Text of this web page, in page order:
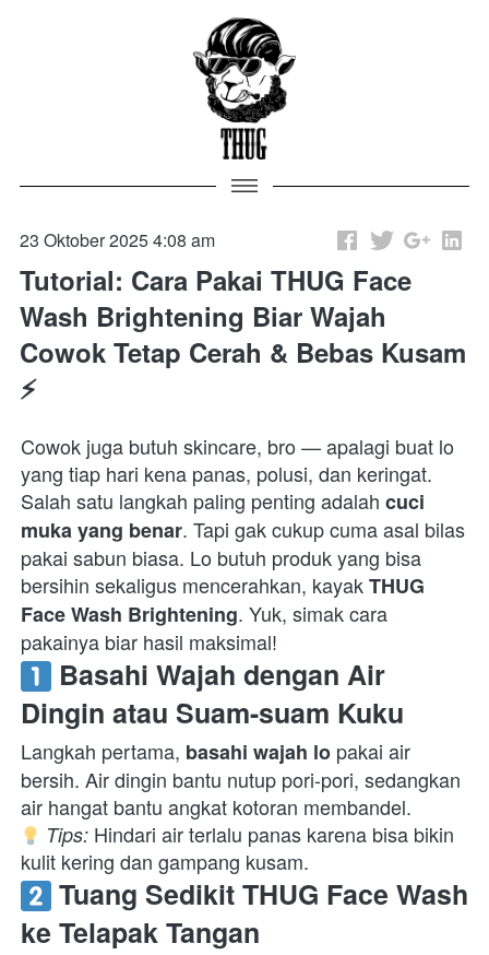
23 Oktober 2025 4:08 am
Tutorial: Cara Pakai THUG Face
Wash Brightening Biar Wajah
Cowok Tetap Cerah & Bebas Kusam
⚡
Cowok juga butuh skincare, bro — apalagi buat lo
yang tiap hari kena panas, polusi, dan keringat.
Salah satu langkah paling penting adalah cuci
muka yang benar. Tapi gak cukup cuma asal bilas
pakai sabun biasa. Lo butuh produk yang bisa
bersihin sekaligus mencerahkan, kayak THUG
Face Wash Brightening. Yuk, simak cara
pakainya biar hasil maksimal!
Basahi Wajah dengan Air
Dingin atau Suam-suam Kuku
Langkah pertama, basahi wajah lo pakai air
bersih. Air dingin bantu nutup pori-pori, sedangkan
Tips: Hindari air terlalu panas karena bisa bikin
kulit kering dan gampang kusam.
Tuang Sedikit THUG Face Wash
ke Telapak Tangan